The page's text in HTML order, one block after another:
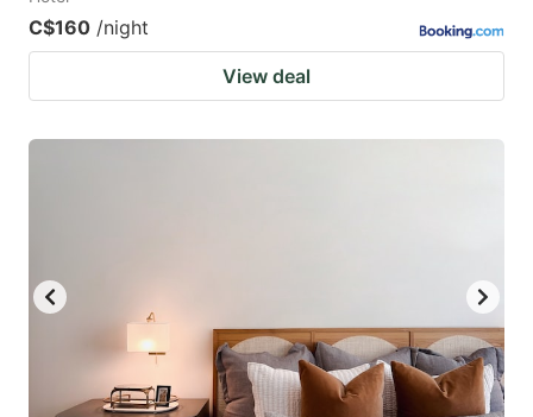
C$160 /night
View deal